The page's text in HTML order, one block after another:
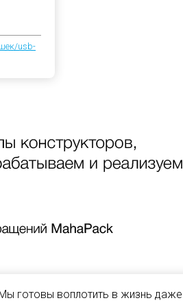
usb-
готовы воплотить в жизнь